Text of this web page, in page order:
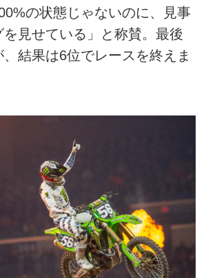
の状態じゃないのに、見事
見せている」と称賛。最後
、結果は6位でレースを終えま